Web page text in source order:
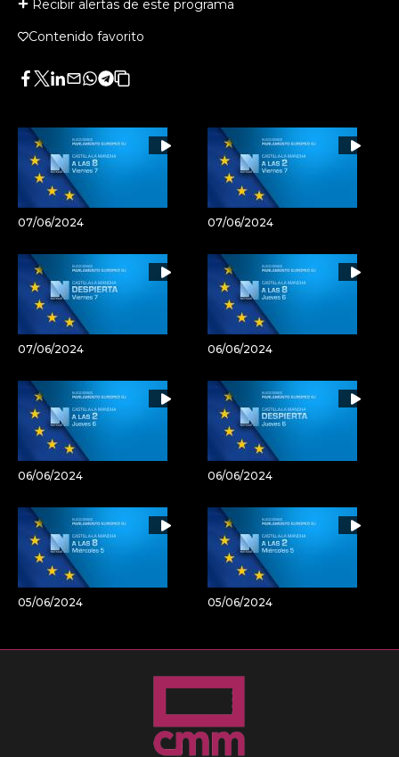
Recibir alertas de este programa
Contenido favorito
Facebook
Twitter
LinkedIn
Enviar
Whatsapp
Telegram
Copiar
artículo
07/06/2024 07/06/2024
07/06/2024 06/06/2024
06/06/2024 06/06/2024
05/06/2024 05/06/2024